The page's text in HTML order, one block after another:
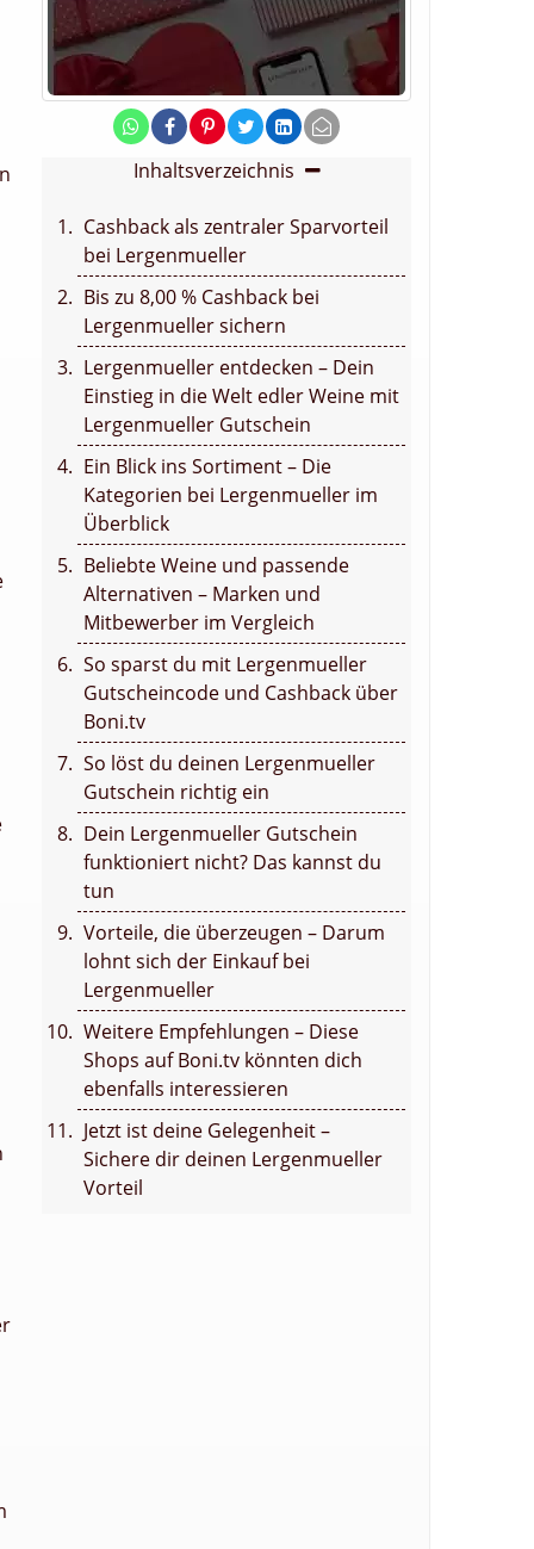
Inhaltsverzeichnis
Cashback als zentraler Sparvorteil
bei Lergenmueller
Bis zu 8,00 % Cashback bei
Lergenmueller sichern
Lergenmueller entdecken – Dein
Einstieg in die Welt edler Weine mit
Lergenmueller Gutschein
Ein Blick ins Sortiment – Die
Kategorien bei Lergenmueller im
Überblick
Beliebte Weine und passende
Alternativen – Marken und
Mitbewerber im Vergleich
So sparst du mit Lergenmueller
Gutscheincode und Cashback über
Boni.tv
So löst du deinen Lergenmueller
Gutschein richtig ein
Dein Lergenmueller Gutschein
funktioniert nicht? Das kannst du
tun
Vorteile, die überzeugen – Darum
lohnt sich der Einkauf bei
Lergenmueller
Weitere Empfehlungen – Diese
Shops auf Boni.tv könnten dich
ebenfalls interessieren
Jetzt ist deine Gelegenheit –
Sichere dir deinen Lergenmueller
Vorteil